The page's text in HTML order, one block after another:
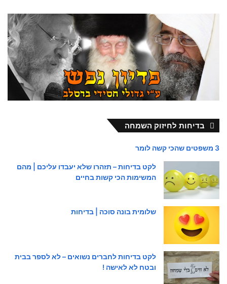
בדיחות לחיזוק השמחה
3 משפטים שהכי קשה לומר
לקט בדיחות – תזהרו שלא יעבדו עליכם | מהם
המשימות הכי קשות בחיים
שלומית בונה סוכה | בדיחות
לקט בדיחות לחברים נשואים – לא לספר בבית
ובטח לא לאישה !